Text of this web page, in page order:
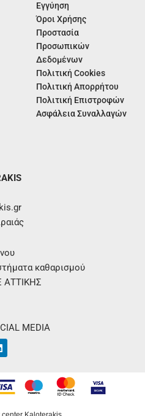
Εγγύηση
Όροι Χρήσης
Προστασία
Προσωπικών
Δεδομένων
Πολιτική Cookies
Πολιτική Απορρήτου
Πολιτική Επιστροφών
Ασφάλεια Συναλλαγών
καθαρισμού
ΑΤΤΙΚΗΣ
MEDIA